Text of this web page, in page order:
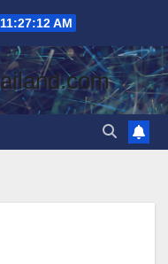
11:27:14 AM